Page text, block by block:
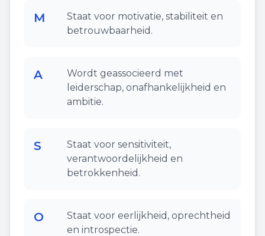
M
Staat voor motivatie, stabiliteit en
betrouwbaarheid.
A
Wordt geassocieerd met
leiderschap, onafhankelijkheid en
ambitie.
S
Staat voor sensitiviteit,
verantwoordelijkheid en
betrokkenheid.
O
Staat voor eerlijkheid, oprechtheid
en introspectie.